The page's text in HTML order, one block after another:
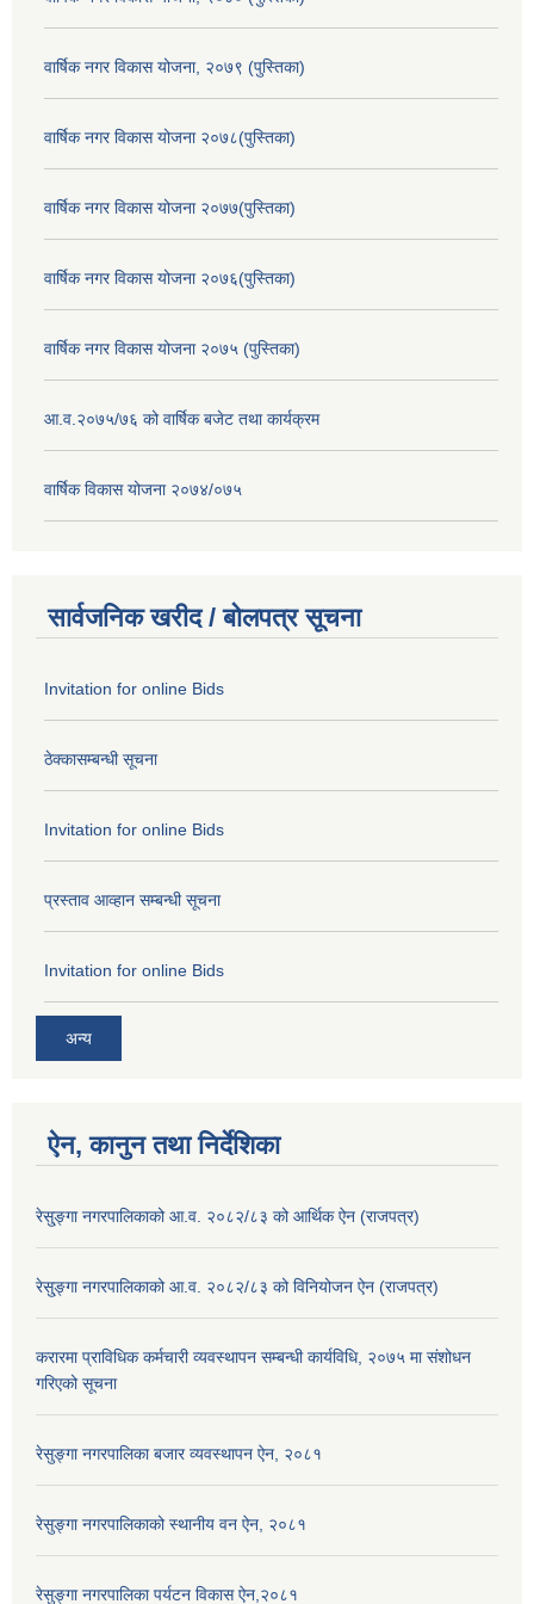
वार्षिक नगर विकास योजना, २०७९ (पुस्तिका)
वार्षिक नगर विकास योजना २०७८(पुस्तिका)
वार्षिक नगर विकास योजना २०७७(पुस्तिका)
वार्षिक नगर विकास योजना २०७६(पुस्तिका)
वार्षिक नगर विकास योजना २०७५ (पुस्तिका)
आ.व.२०७५/७६ को वार्षिक बजेट तथा कार्यक्रम
वार्षिक विकास योजना २०७४/०७५
सार्वजनिक खरीद / बोलपत्र सूचना
Invitation for online Bids
ठेक्कासम्बन्धी सूचना
Invitation for online Bids
प्रस्ताव आव्हान सम्बन्धी सूचना
Invitation for online Bids
अन्य
ऐन, कानुन तथा निर्देशिका
रेसु्ङ्गा नगरपालिकाको आ.व. २०८२/८३ को आर्थिक ऐन (राजपत्र)
रेसु्ङ्गा नगरपालिकाको आ.व. २०८२/८३ को विनियोजन ऐन (राजपत्र)
करारमा प्राविधिक कर्मचारी व्यवस्थापन सम्बन्धी कार्यविधि, २०७५ मा संशोधन
गरिएको सूचना
रेसुङ्गा नगरपालिका बजार व्यवस्थापन ऐन, २०८१
रेसुङ्गा नगरपालिकाको स्थानीय वन ऐन, २०८१
रेसुङ्गा नगरपालिका पर्यटन विकास ऐन,२०८१